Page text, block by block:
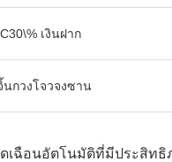
เงินฝาก
นกวงโจวจงซาน
เฉือนอัตโนมัติที่มีประสิทธิ